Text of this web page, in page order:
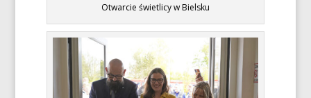
Otwarcie świetlicy w Bielsku